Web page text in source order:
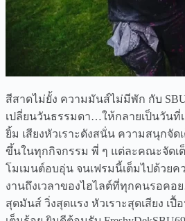
สีสาดไม่ยั้ง ความมันส์ไม่มีพัก กับ SBU
เปลี่ยนวันธรรมดา…ให้กลายเป็นวันที่
ยิ้ม เสียงหัวเราะดังสนั่น ความสนุกจั
ขึ้นในทุกกิจกรรม พี่ ๆ แต่ละคณะจัดเ
โมเมนต์อบอุ่น จนเฟรมนี้เต็มไปด้วยค
งานถึงเวลาของไฮไลต์ที่ทุกคนรอคอ
สุดมันส์ วิ่งสุดแรง หัวเราะสุดเสียง เ